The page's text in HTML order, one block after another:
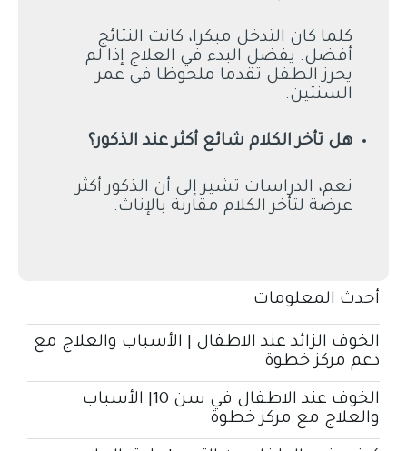
أحدث المعلومات
الخوف الزائد عند الاطفال | الأسباب والعلاج مع
دعم مركز خطوة
الخوف عند الاطفال في سن 10| الأسباب
والعلاج مع مركز خطوة
كلما كان التدخل مبكرا، كانت النتائج
أفضل. يفضل البدء في العلاج إذا لم
يحرز الطفل تقدما ملحوظا في عمر
السنتين.
هل تأخر الكلام شائع أكثر عند الذكور؟
نعم، الدراسات تشير إلى أن الذكور أكثر
عرضة لتأخر الكلام مقارنة بالإناث.